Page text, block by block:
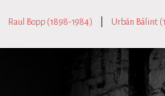
Raul Bopp (1898-1984) Urbán Bálint